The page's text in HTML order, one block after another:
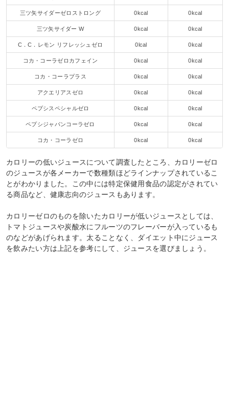
三ツ矢サイダーゼロストロング 0kcal 0kcal
三ツ矢サイダー W 0kcal 0kcal
C．C．レモン リフレッシュゼロ 0lcal 0kcal
コカ・コーラゼロカフェイン 0kcal 0kcal
コカ・コーラプラス 0kcal 0kcal
アクエリアスゼロ 0kcal 0kcal
ペプシスペシャルゼロ 0kcal 0kcal
ペプシジャパンコーラゼロ 0kcal 0kcal
コカ・コーラゼロ 0kcal 0kcal
カロリーの低いジュースについて調査したところ、カロリーゼロ
のジュースが各メーカーで数種類ほどラインナップされているこ
とがわかりました。この中には特定保健用食品の認定がされてい
る商品など、健康志向のジュースもあります。
カロリーゼロのものを除いたカロリーが低いジュースとしては、
トマトジュースや炭酸水にフルーツのフレーバーが入っているも
のなどがあげられます。太ることなく、ダイエット中にジュース
を飲みたい方は上記を参考にして、ジュースを選びましょう。